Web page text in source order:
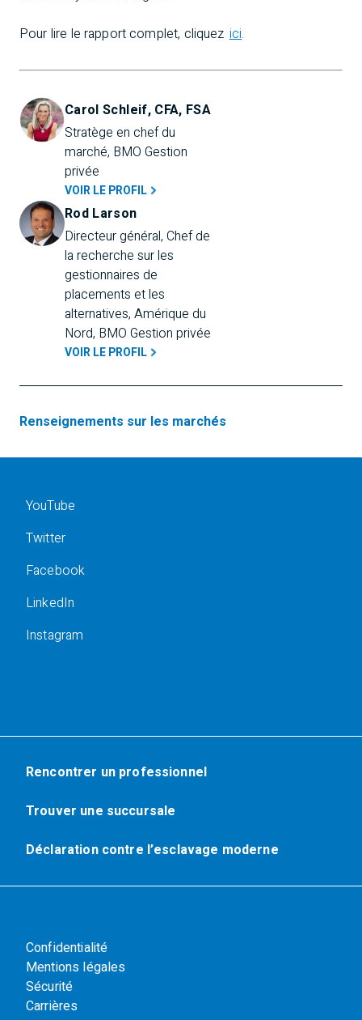
Pour lire le rapport complet, cliquez ici.
Carol Schleif, CFA, FSA
Stratège en chef du
marché, BMO Gestion
privée
VOIR LE PROFIL
Rod Larson
Directeur général, Chef de
la recherche sur les
gestionnaires de
placements et les
alternatives, Amérique du
Nord, BMO Gestion privée
VOIR LE PROFIL
Renseignements sur les marchés
YouTube
Twitter
Facebook
LinkedIn
Instagram
Rencontrer un professionnel
Trouver une succursale
Déclaration contre l’esclavage moderne
Confidentialité
Mentions légales
Sécurité
Carrières